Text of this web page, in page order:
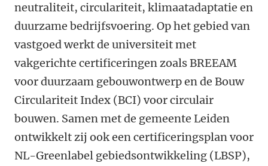
neutraliteit, circulariteit, klimaatadaptatie en
duurzame bedrijfsvoering. Op het gebied van
vastgoed werkt de universiteit met
vakgerichte certificeringen zoals BREEAM
voor duurzaam gebouwontwerp en de Bouw
Circulariteit Index (BCI) voor circulair
bouwen. Samen met de gemeente Leiden
ontwikkelt zij ook een certificeringsplan voor
NL-Greenlabel gebiedsontwikkeling (LBSP),